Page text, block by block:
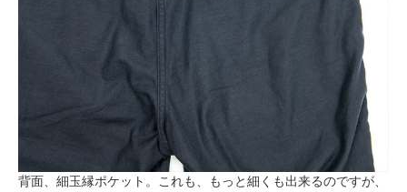
背面、細玉縁ポケット。これも、もっと細くも出来るのですが、